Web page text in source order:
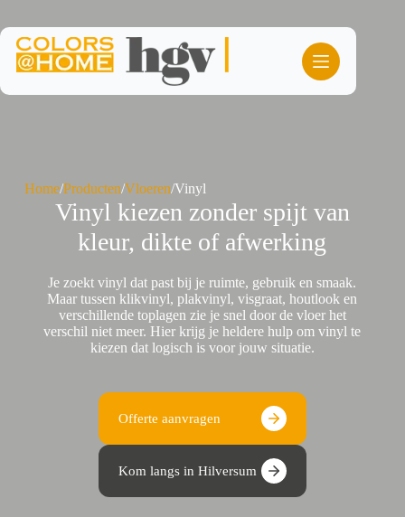
de
inhoud
Home/Producten/Vloeren/Vinyl
Vinyl kiezen zonder spijt van
kleur, dikte of afwerking
Je zoekt vinyl dat past bij je ruimte, gebruik en smaak.
Maar tussen klikvinyl, plakvinyl, visgraat, houtlook en
verschillende toplagen zie je snel door de vloer het
verschil niet meer. Hier krijg je heldere hulp om vinyl te
kiezen dat logisch is voor jouw situatie.
Offerte aanvragen
Kom langs in Hilversum